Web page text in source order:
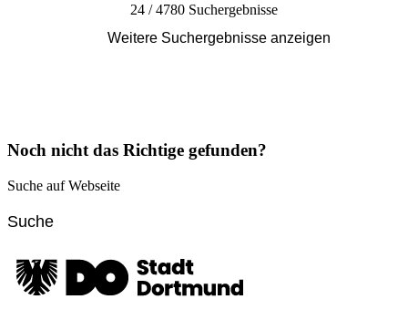
24 / 4780 Suchergebnisse
Weitere Suchergebnisse anzeigen
Noch nicht das Richtige gefunden?
Suche auf Webseite